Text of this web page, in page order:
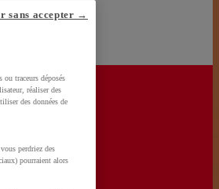
traceurs déposés
réaliser des
des données de
perdriez des
pourraient alors
sans accepter →